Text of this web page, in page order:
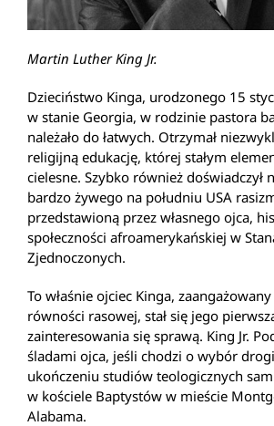
Martin Luther King Jr.
Dzieciństwo Kinga, urodzonego 15
w stanie Georgia, w rodzinie pastora
należało do łatwych. Otrzymał
religijną edukację, której stałym
cielesne. Szybko również doświadczył
bardzo żywego na południu USA
przedstawioną przez własnego ojca,
społeczności afroamerykańskiej w
Zjednoczonych.
To właśnie ojciec Kinga,
równości rasowej, stał się jego
zainteresowania się sprawą. King Jr.
śladami ojca, jeśli chodzi o wybór
ukończeniu studiów teologicznych
w kościele Baptystów w mieście
Alabama.